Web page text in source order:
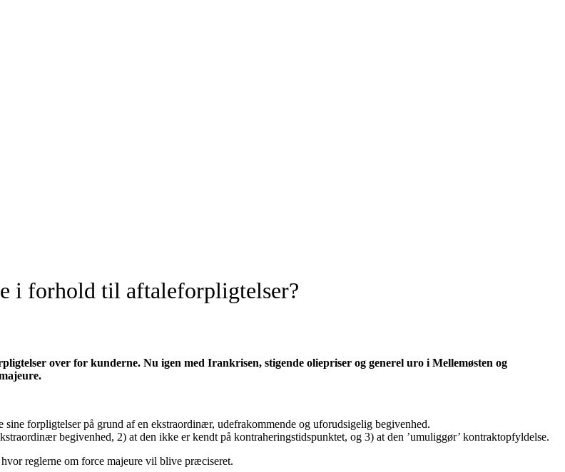
i forhold til aftaleforpligtelser?
over for kunderne. Nu igen med Irankrisen, stigende oliepriser og generel uro i Mellemøsten og
forpligtelser på grund af en ekstraordinær, udefrakommende og uforudsigelig begivenhed.
begivenhed, 2) at den ikke er kendt på kontraheringstidspunktet, og 3) at den ’umuliggør’ kontraktopfyldelse.
reglerne om force majeure vil blive præciseret.